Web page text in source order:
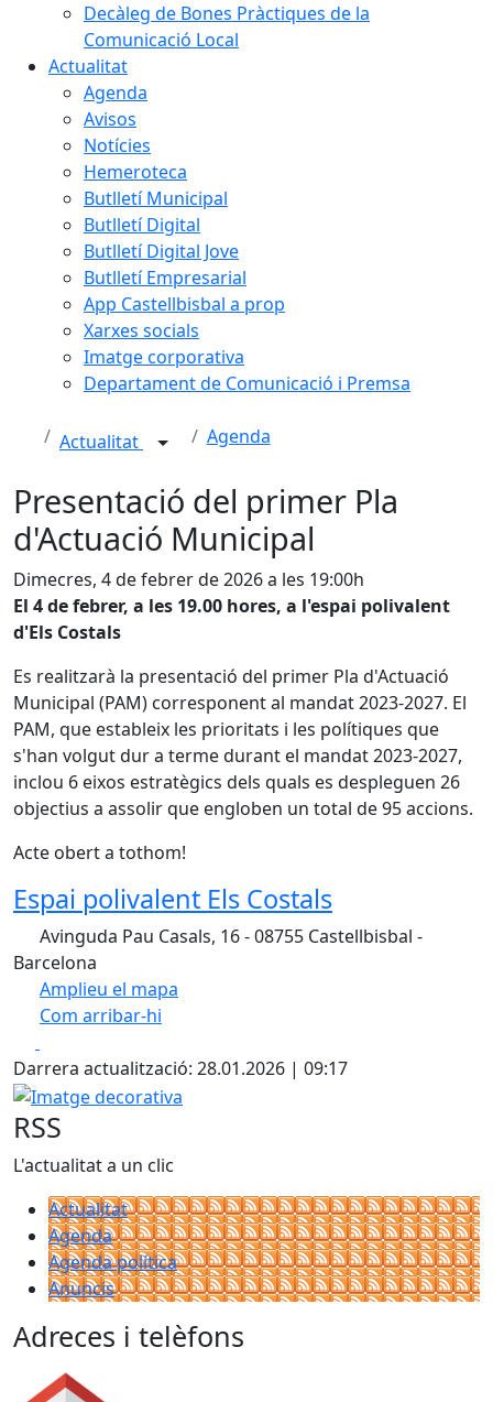
Decàleg de Bones Pràctiques de la
Comunicació Local
Actualitat
Agenda
Avisos
Notícies
Hemeroteca
Butlletí Municipal
Butlletí Digital
Butlletí Digital Jove
Butlletí Empresarial
App Castellbisbal a prop
Xarxes socials
Imatge corporativa
Departament de Comunicació i Premsa
Actualitat Agenda
Presentació del primer Pla
d'Actuació Municipal
Dimecres, 4 de febrer de 2026 a les 19:00h
El 4 de febrer, a les 19.00 hores, a l'espai polivalent
d'Els Costals
Es realitzarà la presentació del primer Pla d'Actuació
Municipal (PAM) corresponent al mandat 2023-2027. El
PAM, que estableix les prioritats i les polítiques que
s'han volgut dur a terme durant el mandat 2023-2027,
inclou 6 eixos estratègics dels quals es despleguen 26
objectius a assolir que engloben un total de 95 accions.
Acte obert a tothom!
Espai polivalent Els Costals
Avinguda Pau Casals, 16 - 08755 Castellbisbal -
Barcelona
Amplieu el mapa
Com arribar-hi
+
−
Darrera actualització: 28.01.2026 | 09:17
Imatge decorativa
RSS
L'actualitat a un clic
Actualitat
Agenda
Agenda política
Anuncis
Adreces i telèfons